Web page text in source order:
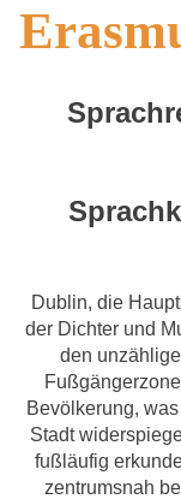
Dublin, die
der Dichter und
den
Bevölkerung,
Stadt
fußläufig
zentrumsnah